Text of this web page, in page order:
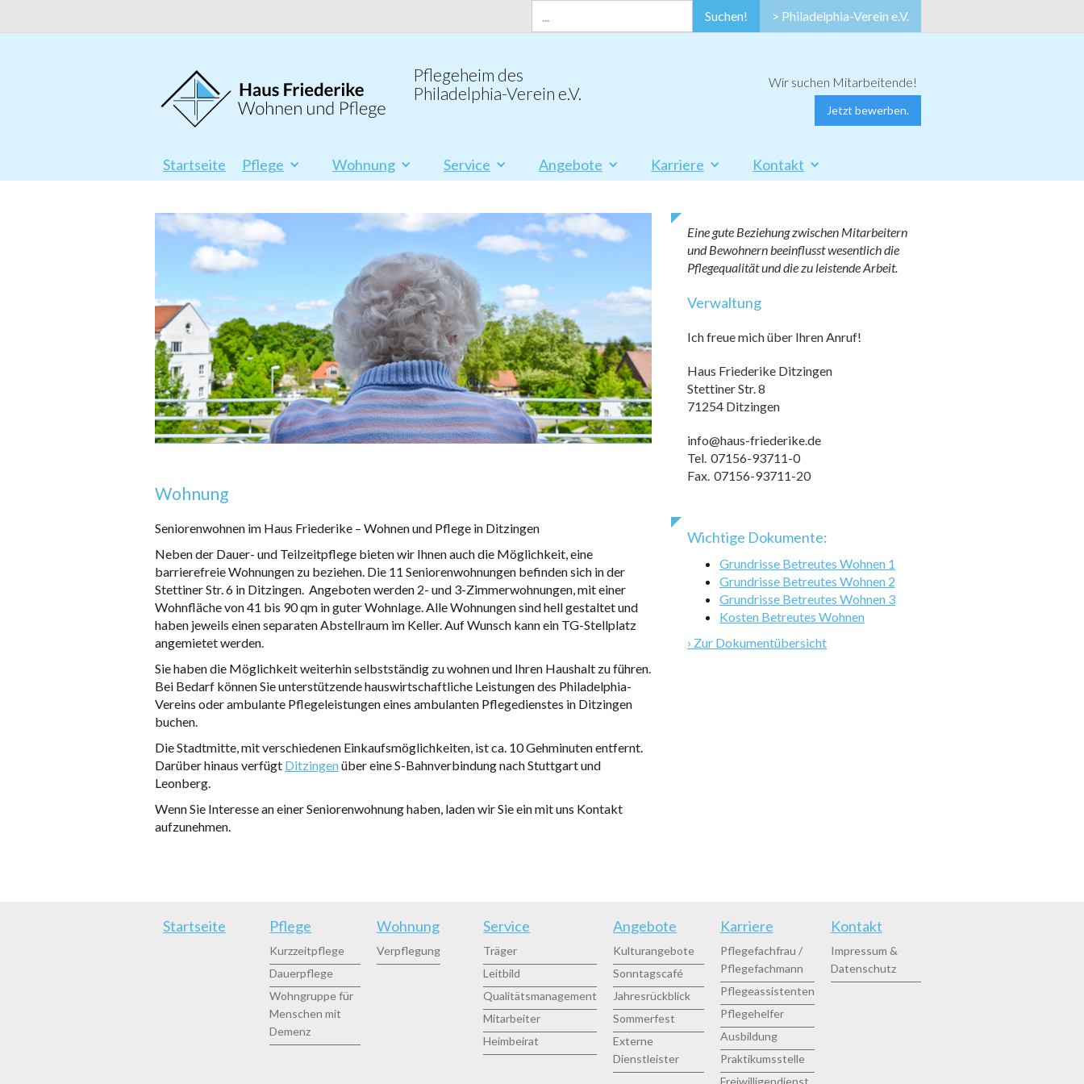
> Philadelphia-Verein e.V.
Pflegeheim des
Philadelphia-Verein e.V.
Wir suchen Mitarbeitende!
Jetzt bewerben.
Startseite Pflege Wohnung Service Angebote Karriere Kontakt
Wohnung
Seniorenwohnen im Haus Friederike – Wohnen und Pflege in Ditzingen
Neben der Dauer- und Teilzeitpflege bieten wir Ihnen auch die Möglichkeit, eine
barrierefreie Wohnungen zu beziehen. Die 11 Seniorenwohnungen befinden sich in der
Stettiner Str. 6 in Ditzingen. Angeboten werden 2- und 3-Zimmerwohnungen, mit einer
Wohnfläche von 41 bis 90 qm in guter Wohnlage. Alle Wohnungen sind hell gestaltet und
haben jeweils einen separaten Abstellraum im Keller. Auf Wunsch kann ein TG-Stellplatz
angemietet werden.
Sie haben die Möglichkeit weiterhin selbstständig zu wohnen und Ihren Haushalt zu führen.
Bei Bedarf können Sie unterstützende hauswirtschaftliche Leistungen des Philadelphia-
Vereins oder ambulante Pflegeleistungen eines ambulanten Pflegedienstes in Ditzingen
buchen.
Die Stadtmitte, mit verschiedenen Einkaufsmöglichkeiten, ist ca. 10 Gehminuten entfernt.
Darüber hinaus verfügt Ditzingenüber eine S-Bahnverbindung nach Stuttgart und
Leonberg.
Wenn Sie Interesse an einer Seniorenwohnung haben, laden wir Sie ein mit uns Kontakt
aufzunehmen.
Eine gute Beziehung zwischen Mitarbeitern
und Bewohnern beeinflusst wesentlich die
Pflegequalität und die zu leistende Arbeit.
Verwaltung
Ich freue mich über Ihren Anruf!
Haus Friederike Ditzingen
Stettiner Str. 8
71254 Ditzingen
info@haus-friederike.de
Tel. 07156-93711-0
Fax. 07156-93711-20
Wichtige Dokumente:
Grundrisse Betreutes Wohnen 1
Grundrisse Betreutes Wohnen 2
Grundrisse Betreutes Wohnen 3
Kosten Betreutes Wohnen
› Zur Dokumentübersicht
Startseite Pflege
Kurzzeitpflege
Dauerpflege
Wohngruppe für
Menschen mit
Demenz
Wohnung
Verpflegung
Service
Träger
Leitbild
Qualitätsmanagement
Mitarbeiter
Heimbeirat
Angebote
Kulturangebote
Sonntagscafé
Jahresrückblick
Sommerfest
Externe
Dienstleister
Karriere
Pflegefachfrau /
Pflegefachmann
Pflegeassistenten
Pflegehelfer
Ausbildung
Praktikumsstelle
Freiwilligendienst
Kontakt
Impressum &
Datenschutz